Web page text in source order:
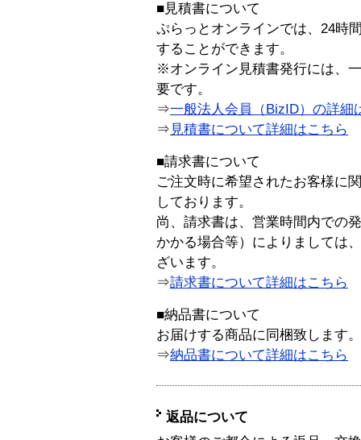
■見積書について
ぷらっとオンラインでは、24時
することができます。
※オンライン見積書発行には、
要です。
⇒一般法人会員（BizID）の詳細
⇒ 見積書について詳細はこちら
■請求書について
ご注文時に希望されたお客様に
しております。
尚、請求書は、営業時間内での
かかる場合等）によりましては
ざいます。
⇒請求書について詳細はこちら
■納品書について
お届けする商品に同梱致します。
⇒納品書について詳細はこちら
返品について